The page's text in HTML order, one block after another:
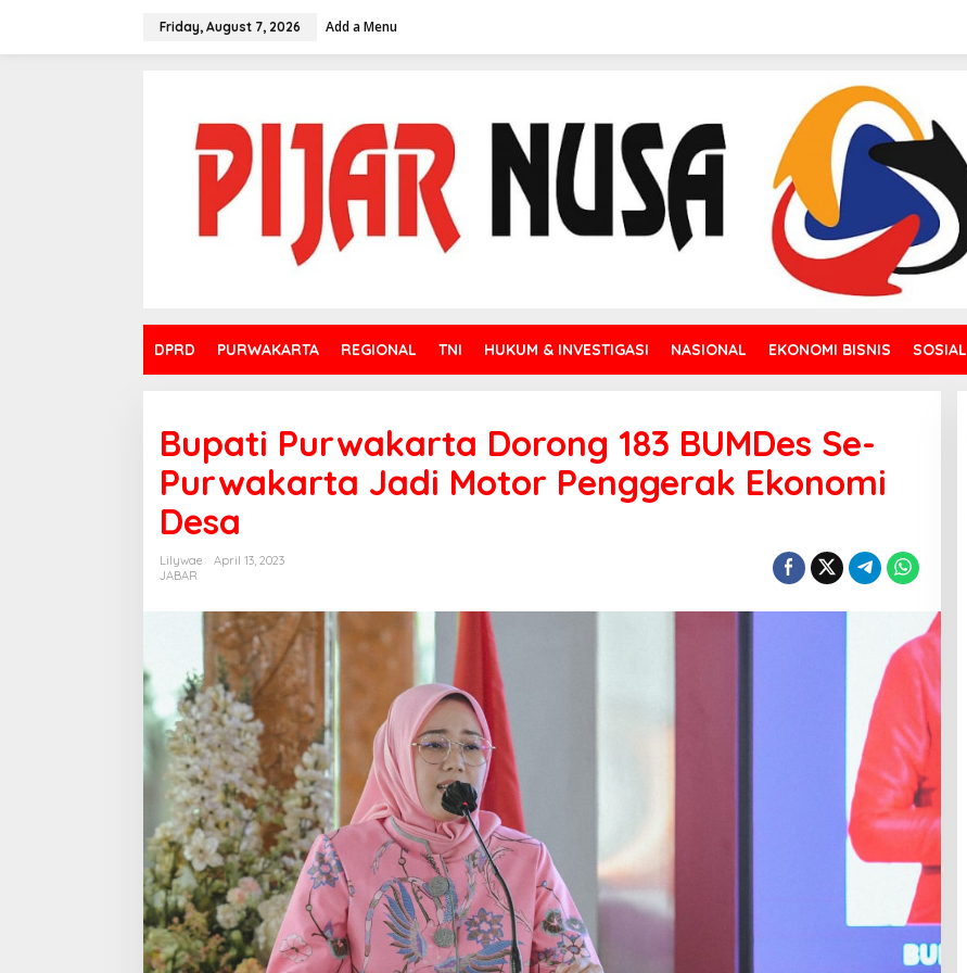
Friday, August 7, 2026 Add a Menu
DPRD PURWAKARTA REGIONAL TNI HUKUM & INVESTIGASI NASIONAL EKONOMI BISNIS SOSIAL
Bupati Purwakarta Dorong 183 BUMDes Se-
Purwakarta Jadi Motor Penggerak Ekonomi
Desa
Lilywae
April 13, 2023
JABAR